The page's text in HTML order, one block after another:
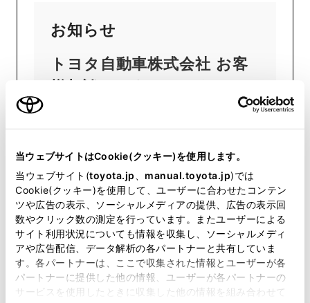
当ウェブサイトはCookie(クッキー)を使用します。
当ウェブサイト(toyota.jp manual.toyota.jp)では
Cookie(クッキー)を使用して、ユーザーに合わせたコンテン
ツや広告の表示、ソーシャルメディアの提供、広告の表示回
数やクリック数の測定を行っています。またユーザーによる
サイト利用状況についても情報を収集し、ソーシャルメディ
アや広告配信、データ解析の各パートナーと共有していま
す。各パートナーは、ここで収集された情報とユーザーが各
パートナーに提供した他の情報、ユーザーが各パートナーの
サービスを使用したときに収集した他の情報を組み合わせて
お知らせ
トヨタ自動車株式会社 お客
インフォメーションデスク
は、2026年8月13日から8月
16日までお休みとさせてい
ただきます。
以下のお問い合わせは、弊社お
客様相談センターに情報を集約し
ておらず十分なご案内ができか